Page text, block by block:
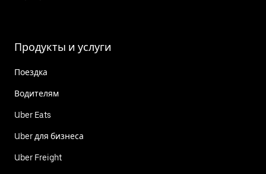
Продукты и услуги
Поездка
Водителям
Uber Eats
Uber для бизнеса
Uber Freight